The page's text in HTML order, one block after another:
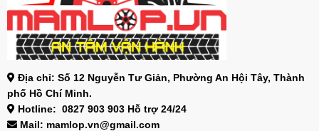
Địa chỉ: Số 12 Nguyễn Tư Giản, Phường An Hội Tây, Thành
phố Hồ Chí Minh.
Hotline: 0827 903 903 Hỗ trợ 24/24
Mail: mamlop.vn@gmail.com